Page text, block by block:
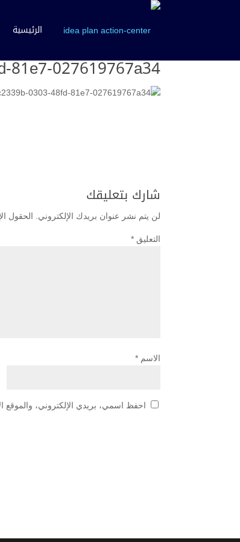
الرئيسية
81e7-027619767a34
شارك بتعليقك
لن يتم نشر عنوان بريدك الإلكتروني. الحقول
التعليق *
الاسم *
احفظ اسمي، بريدي الإلكتروني، والموقع